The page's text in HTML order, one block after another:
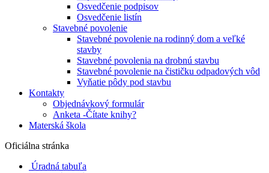
Osvedčenie podpisov
Osvedčenie listín
Stavebné povolenie
Stavebné povolenie na rodinný dom a veľké
stavby
Stavebné povolenia na drobnú stavbu
Stavebné povolenie na čističku odpadových vôd
Vyňatie pôdy pod stavbu
Kontakty
Objednávkový formulár
Anketa -Čítate knihy?
Materská škola
Oficiálna stránka
Úradná tabuľa